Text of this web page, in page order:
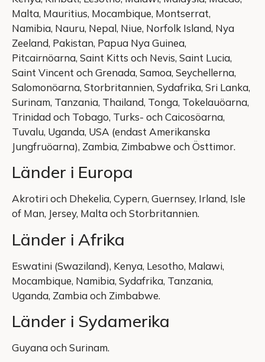
Malta, Mauritius, Mocambique, Montserrat,
Namibia, Nauru, Nepal, Niue, Norfolk Island, Nya
Zeeland, Pakistan, Papua Nya Guinea,
Pitcairnöarna, Saint Kitts och Nevis, Saint Lucia,
Saint Vincent och Grenada, Samoa, Seychellerna,
Salomonöarna, Storbritannien, Sydafrika, Sri Lanka,
Surinam, Tanzania, Thailand, Tonga, Tokelauöarna,
Trinidad och Tobago, Turks- och Caicosöarna,
Tuvalu, Uganda, USA (endast Amerikanska
Jungfruöarna), Zambia, Zimbabwe och Östtimor.
Länder i Europa
Akrotiri och Dhekelia, Cypern, Guernsey, Irland, Isle
of Man, Jersey, Malta och Storbritannien.
Länder i Afrika
Eswatini (Swaziland), Kenya, Lesotho, Malawi,
Mocambique, Namibia, Sydafrika, Tanzania,
Uganda, Zambia och Zimbabwe.
Länder i Sydamerika
Guyana och Surinam.